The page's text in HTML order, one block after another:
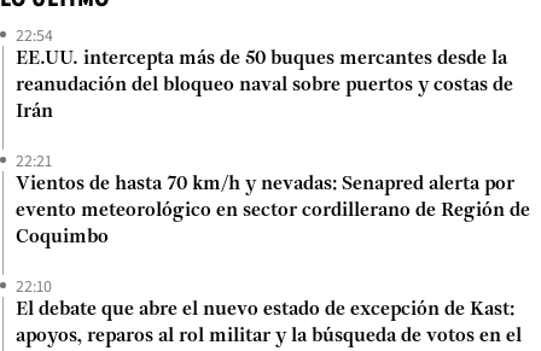
22:54
EE.UU. intercepta más de 50 buques mercantes desde la
reanudación del bloqueo naval sobre puertos y costas de
Irán
22:21
Vientos de hasta 70 km/h y nevadas: Senapred alerta por
evento meteorológico en sector cordillerano de Región de
Coquimbo
22:10
El debate que abre el nuevo estado de excepción de Kast:
apoyos, reparos al rol militar y la búsqueda de votos en el